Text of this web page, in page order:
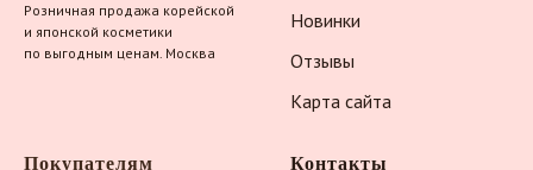
Розничная продажа корейской
и японской косметики
по выгодным ценам. Москва
Новинки
Отзывы
Карта сайта
Покупателям Контакты